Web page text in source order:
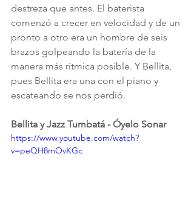
destreza que antes. El baterista
comenzó a crecer en velocidad y de un
pronto a otro era un hombre de seis
brazos golpeando la batería de la
manera más rítmica posible. Y Bellita,
pues Bellita era una con el piano y
escateando se nos perdió.
Bellita y Jazz Tumbatá - Óyelo Sonar
https://www.youtube.com/watch?
v=peQH8mOvKGc